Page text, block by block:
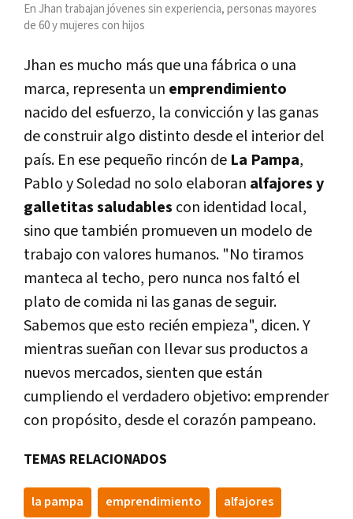
En Jhan trabajan jóvenes sin experiencia, personas mayores
de 60 y mujeres con hijos
Jhan es mucho más que una fábrica o una
marca, representa un emprendimiento
nacido del esfuerzo, la convicción y las ganas
de construir algo distinto desde el interior del
país. En ese pequeño rincón de La Pampa,
Pablo y Soledad no solo elaboran alfajores y
galletitas saludables con identidad local,
sino que también promueven un modelo de
trabajo con valores humanos. "No tiramos
manteca al techo, pero nunca nos faltó el
plato de comida ni las ganas de seguir.
Sabemos que esto recién empieza", dicen. Y
mientras sueñan con llevar sus productos a
nuevos mercados, sienten que están
cumpliendo el verdadero objetivo: emprender
con propósito, desde el corazón pampeano.
TEMAS RELACIONADOS
la pampa emprendimiento alfajores